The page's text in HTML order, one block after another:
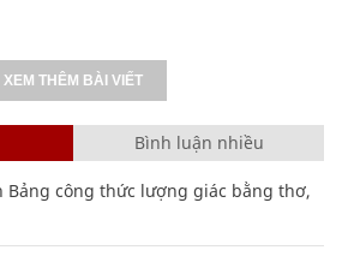
XEM THÊM BÀI VIẾT
Bình luận nhiều
Bảng công thức lượng giác bằng thơ,